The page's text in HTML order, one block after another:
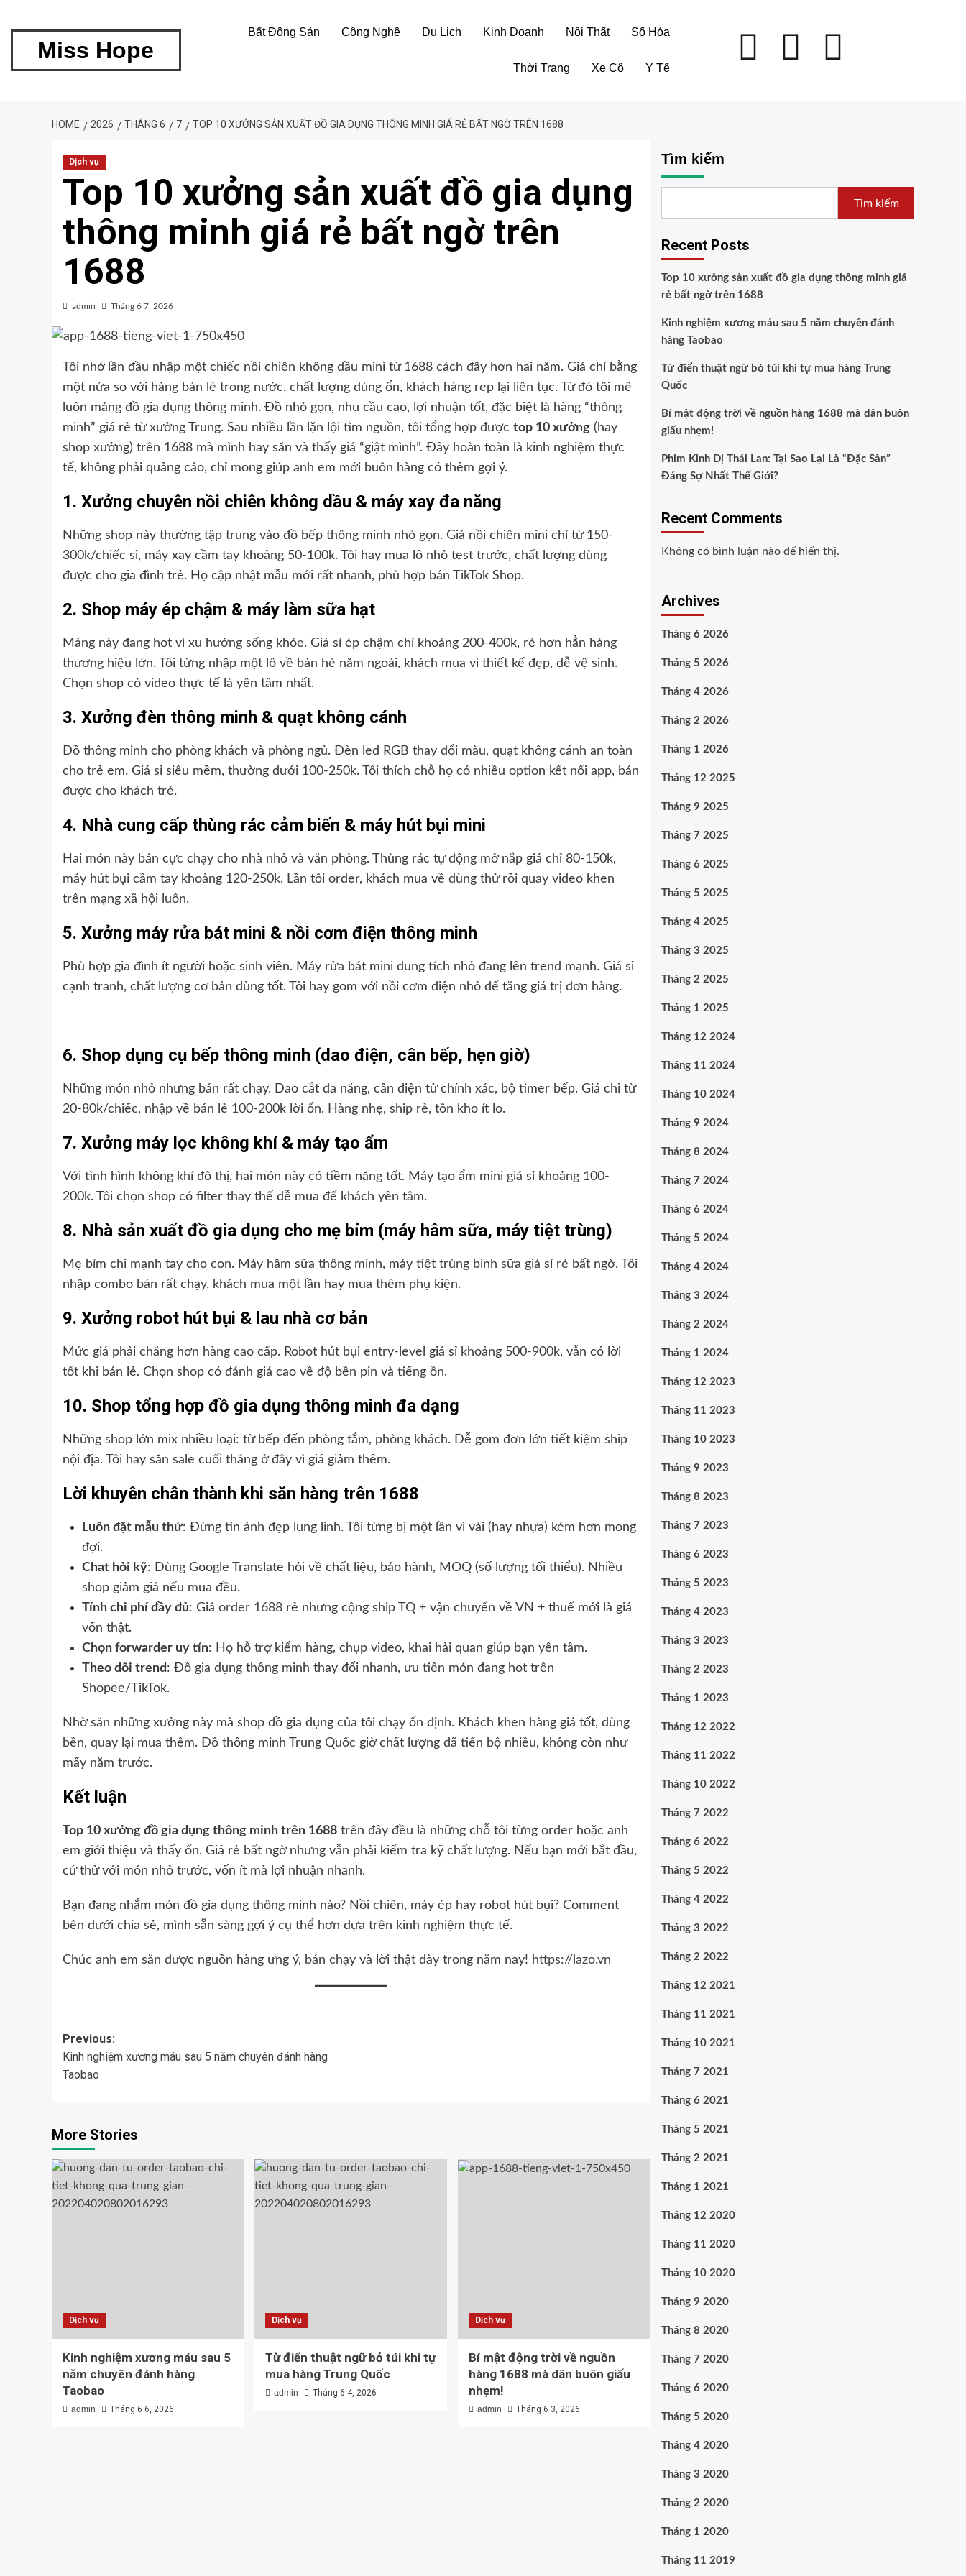
Miss Hope
Bất Động Sản Công Nghệ Du Lịch Kinh Doanh Nội Thất Số Hóa
Thời Trang Xe Cộ Y Tế
HOME 2026 THÁNG 6 7 TOP 10 XƯỞNG SẢN XUẤT ĐỒ GIA DỤNG THÔNG MINH GIÁ RẺ BẤT NGỜ TRÊN 1688
Dịch vụ
Top 10 xưởng sản xuất đồ gia dụng
thông minh giá rẻ bất ngờ trên
1688
admin Tháng 6 7, 2026
Tôi nhớ lần đầu nhập một chiếc nồi chiên không dầu mini từ 1688 cách đây hơn hai năm. Giá chỉ bằng
một nửa so với hàng bán lẻ trong nước, chất lượng dùng ổn, khách hàng rep lại liên tục. Từ đó tôi mê
luôn mảng đồ gia dụng thông minh. Đồ nhỏ gọn, nhu cầu cao, lợi nhuận tốt, đặc biệt là hàng “thông
minh” giá rẻ từ xưởng Trung. Sau nhiều lần lặn lội tìm nguồn, tôi tổng hợp được top 10 xưởng (hay
shop xưởng) trên 1688 mà mình hay săn và thấy giá “giật mình”. Đây hoàn toàn là kinh nghiệm thực
tế, không phải quảng cáo, chỉ mong giúp anh em mới buôn hàng có thêm gợi ý.
1. Xưởng chuyên nồi chiên không dầu & máy xay đa năng
Những shop này thường tập trung vào đồ bếp thông minh nhỏ gọn. Giá nồi chiên mini chỉ từ 150-
300k/chiếc sỉ, máy xay cầm tay khoảng 50-100k. Tôi hay mua lô nhỏ test trước, chất lượng dùng
được cho gia đình trẻ. Họ cập nhật mẫu mới rất nhanh, phù hợp bán TikTok Shop.
2. Shop máy ép chậm & máy làm sữa hạt
Mảng này đang hot vì xu hướng sống khỏe. Giá sỉ ép chậm chỉ khoảng 200-400k, rẻ hơn hẳn hàng
thương hiệu lớn. Tôi từng nhập một lô về bán hè năm ngoái, khách mua vì thiết kế đẹp, dễ vệ sinh.
Chọn shop có video thực tế là yên tâm nhất.
3. Xưởng đèn thông minh & quạt không cánh
Đồ thông minh cho phòng khách và phòng ngủ. Đèn led RGB thay đổi màu, quạt không cánh an toàn
cho trẻ em. Giá sỉ siêu mềm, thường dưới 100-250k. Tôi thích chỗ họ có nhiều option kết nối app, bán
được cho khách trẻ.
4. Nhà cung cấp thùng rác cảm biến & máy hút bụi mini
Hai món này bán cực chạy cho nhà nhỏ và văn phòng. Thùng rác tự động mở nắp giá chỉ 80-150k,
máy hút bụi cầm tay khoảng 120-250k. Lần tôi order, khách mua về dùng thử rồi quay video khen
trên mạng xã hội luôn.
5. Xưởng máy rửa bát mini & nồi cơm điện thông minh
Phù hợp gia đình ít người hoặc sinh viên. Máy rửa bát mini dung tích nhỏ đang lên trend mạnh. Giá sỉ
cạnh tranh, chất lượng cơ bản dùng tốt. Tôi hay gom với nồi cơm điện nhỏ để tăng giá trị đơn hàng.
6. Shop dụng cụ bếp thông minh (dao điện, cân bếp, hẹn giờ)
Những món nhỏ nhưng bán rất chạy. Dao cắt đa năng, cân điện tử chính xác, bộ timer bếp. Giá chỉ từ
20-80k/chiếc, nhập về bán lẻ 100-200k lời ổn. Hàng nhẹ, ship rẻ, tồn kho ít lo.
7. Xưởng máy lọc không khí & máy tạo ẩm
Với tình hình không khí đô thị, hai món này có tiềm năng tốt. Máy tạo ẩm mini giá sỉ khoảng 100-
200k. Tôi chọn shop có filter thay thế dễ mua để khách yên tâm.
8. Nhà sản xuất đồ gia dụng cho mẹ bỉm (máy hâm sữa, máy tiệt trùng)
Mẹ bỉm chi mạnh tay cho con. Máy hâm sữa thông minh, máy tiệt trùng bình sữa giá sỉ rẻ bất ngờ. Tôi
nhập combo bán rất chạy, khách mua một lần hay mua thêm phụ kiện.
9. Xưởng robot hút bụi & lau nhà cơ bản
Mức giá phải chăng hơn hàng cao cấp. Robot hút bụi entry-level giá sỉ khoảng 500-900k, vẫn có lời
tốt khi bán lẻ. Chọn shop có đánh giá cao về độ bền pin và tiếng ồn.
10. Shop tổng hợp đồ gia dụng thông minh đa dạng
Những shop lớn mix nhiều loại: từ bếp đến phòng tắm, phòng khách. Dễ gom đơn lớn tiết kiệm ship
nội địa. Tôi hay săn sale cuối tháng ở đây vì giá giảm thêm.
Lời khuyên chân thành khi săn hàng trên 1688
Luôn đặt mẫu thử: Đừng tin ảnh đẹp lung linh. Tôi từng bị một lần vì vải (hay nhựa) kém hơn mong
đợi.
Chat hỏi kỹ: Dùng Google Translate hỏi về chất liệu, bảo hành, MOQ (số lượng tối thiểu). Nhiều
shop giảm giá nếu mua đều.
Tính chi phí đầy đủ: Giá order 1688 rẻ nhưng cộng ship TQ + vận chuyển về VN + thuế mới là giá
vốn thật.
Chọn forwarder uy tín: Họ hỗ trợ kiểm hàng, chụp video, khai hải quan giúp bạn yên tâm.
Theo dõi trend: Đồ gia dụng thông minh thay đổi nhanh, ưu tiên món đang hot trên
Shopee/TikTok.
Nhờ săn những xưởng này mà shop đồ gia dụng của tôi chạy ổn định. Khách khen hàng giá tốt, dùng
bền, quay lại mua thêm. Đồ thông minh Trung Quốc giờ chất lượng đã tiến bộ nhiều, không còn như
mấy năm trước.
Kết luận
Top 10 xưởng đồ gia dụng thông minh trên 1688 trên đây đều là những chỗ tôi từng order hoặc anh
em giới thiệu và thấy ổn. Giá rẻ bất ngờ nhưng vẫn phải kiểm tra kỹ chất lượng. Nếu bạn mới bắt đầu,
cứ thử với món nhỏ trước, vốn ít mà lợi nhuận nhanh.
Bạn đang nhắm món đồ gia dụng thông minh nào? Nồi chiên, máy ép hay robot hút bụi? Comment
bên dưới chia sẻ, mình sẵn sàng gợi ý cụ thể hơn dựa trên kinh nghiệm thực tế.
Chúc anh em săn được nguồn hàng ưng ý, bán chạy và lời thật dày trong năm nay! https://lazo.vn
Previous:
Kinh nghiệm xương máu sau 5 năm chuyên đánh hàng
Taobao
More Stories
Dịch vụ
Kinh nghiệm xương máu sau 5
năm chuyên đánh hàng
Taobao
admin Tháng 6 6, 2026
Dịch vụ
Từ điển thuật ngữ bỏ túi khi tự
mua hàng Trung Quốc
admin Tháng 6 4, 2026
Dịch vụ
Bí mật động trời về nguồn
hàng 1688 mà dân buôn giấu
nhẹm!
admin Tháng 6 3, 2026
Tìm kiếm
Tìm kiếm
Recent Posts
Top 10 xưởng sản xuất đồ gia dụng thông minh giá
rẻ bất ngờ trên 1688
Kinh nghiệm xương máu sau 5 năm chuyên đánh
hàng Taobao
Từ điển thuật ngữ bỏ túi khi tự mua hàng Trung
Quốc
Bí mật động trời về nguồn hàng 1688 mà dân buôn
giấu nhẹm!
Phim Kinh Dị Thái Lan: Tại Sao Lại Là “Đặc Sản”
Đáng Sợ Nhất Thế Giới?
Recent Comments
Không có bình luận nào để hiển thị.
Archives
Tháng 6 2026
Tháng 5 2026
Tháng 4 2026
Tháng 2 2026
Tháng 1 2026
Tháng 12 2025
Tháng 9 2025
Tháng 7 2025
Tháng 6 2025
Tháng 5 2025
Tháng 4 2025
Tháng 3 2025
Tháng 2 2025
Tháng 1 2025
Tháng 12 2024
Tháng 11 2024
Tháng 10 2024
Tháng 9 2024
Tháng 8 2024
Tháng 7 2024
Tháng 6 2024
Tháng 5 2024
Tháng 4 2024
Tháng 3 2024
Tháng 2 2024
Tháng 1 2024
Tháng 12 2023
Tháng 11 2023
Tháng 10 2023
Tháng 9 2023
Tháng 8 2023
Tháng 7 2023
Tháng 6 2023
Tháng 5 2023
Tháng 4 2023
Tháng 3 2023
Tháng 2 2023
Tháng 1 2023
Tháng 12 2022
Tháng 11 2022
Tháng 10 2022
Tháng 7 2022
Tháng 6 2022
Tháng 5 2022
Tháng 4 2022
Tháng 3 2022
Tháng 2 2022
Tháng 12 2021
Tháng 11 2021
Tháng 10 2021
Tháng 7 2021
Tháng 6 2021
Tháng 5 2021
Tháng 2 2021
Tháng 1 2021
Tháng 12 2020
Tháng 11 2020
Tháng 10 2020
Tháng 9 2020
Tháng 8 2020
Tháng 7 2020
Tháng 6 2020
Tháng 5 2020
Tháng 4 2020
Tháng 3 2020
Tháng 2 2020
Tháng 1 2020
Tháng 11 2019